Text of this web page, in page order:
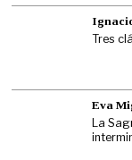
Tres
Eva
La